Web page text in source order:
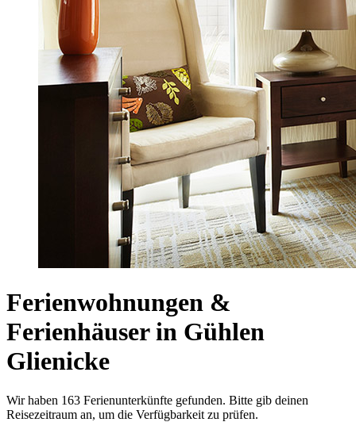
Ferienwohnungen &
Ferienhäuser in Gühlen
Glienicke
Wir haben 163 Ferienunterkünfte gefunden. Bitte gib deinen
Reisezeitraum an, um die Verfügbarkeit zu prüfen.